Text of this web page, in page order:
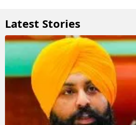
Latest Stories